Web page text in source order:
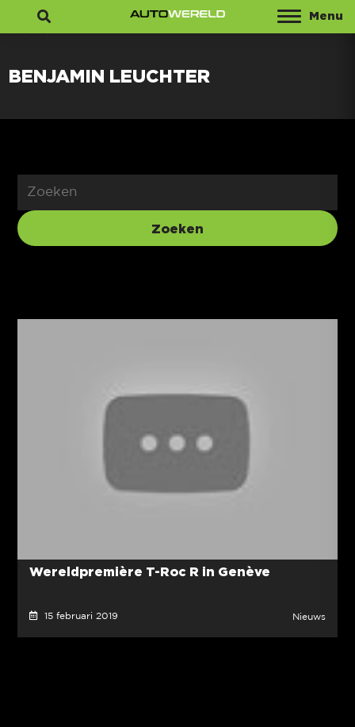
Menu
BENJAMIN LEUCHTER
Wereldpremière T-Roc R in Genève
15 februari 2019 Nieuws